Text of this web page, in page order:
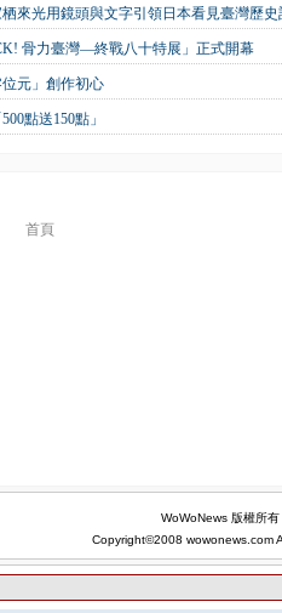
來光用鏡頭與文字引領日本看見臺灣歷史
骨力臺灣—終戰八十特展」正式開幕
元」創作初心
點送150點」
首頁
WoWoNews 版權所有
Copyright©2008 wowonews.com